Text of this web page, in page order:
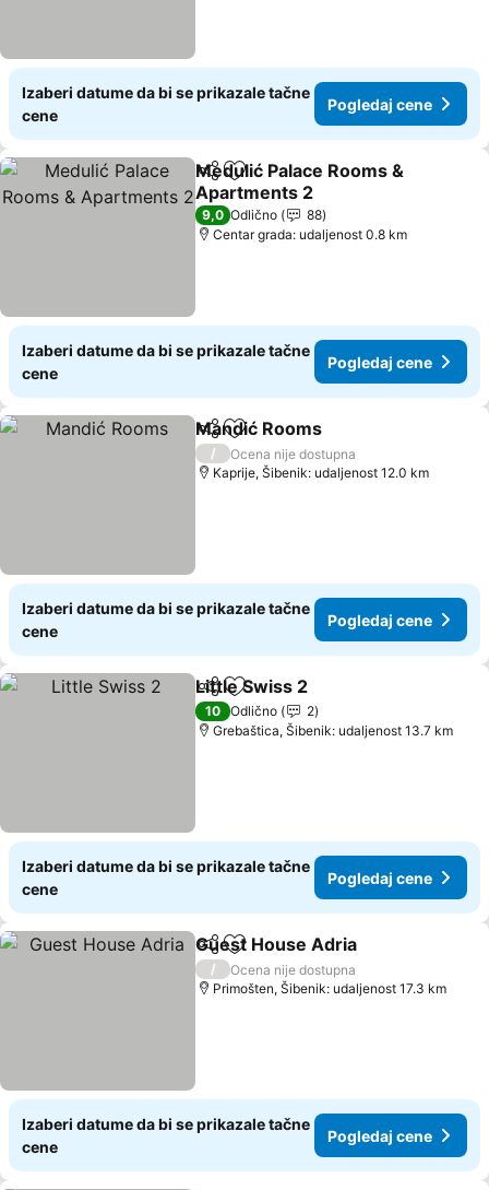
Izaberi datume da bi se prikazale tačne
cene
Pogledaj cene
Deli Dodati u favorite
Medulić Palace Rooms &
Apartments 2
Pogledaj cene
9,0 Odlično
88
Centar grada: udaljenost 0.8 km
Izaberi datume da bi se prikazale tačne
cene
Pogledaj cene
Deli Dodati u favorite
Mandić Rooms
/
Ocena nije dostupna
Kaprije, Šibenik: udaljenost 12.0 km
Izaberi datume da bi se prikazale tačne
cene
Pogledaj cene
Deli Dodati u favorite
Little Swiss 2
10 Odlično
2
Grebaštica, Šibenik: udaljenost 13.7 km
Izaberi datume da bi se prikazale tačne
cene
Pogledaj cene
Deli Dodati u favorite
Guest House Adria
/
Ocena nije dostupna
Primošten, Šibenik: udaljenost 17.3 km
Izaberi datume da bi se prikazale tačne
cene
Pogledaj cene